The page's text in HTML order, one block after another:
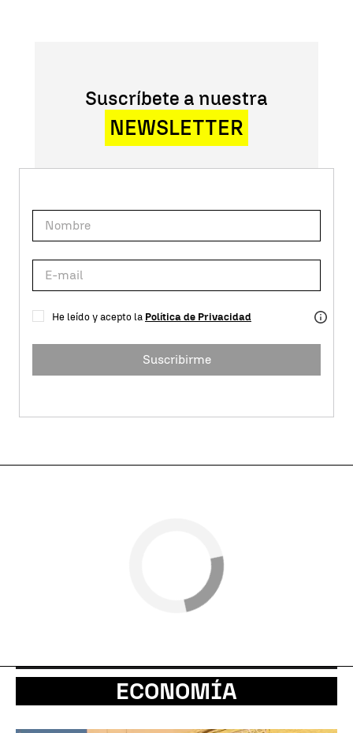
Suscríbete a nuestra
NEWSLETTER
He leído y acepto la Política de Privacidad
Suscribirme
ECONOMÍA